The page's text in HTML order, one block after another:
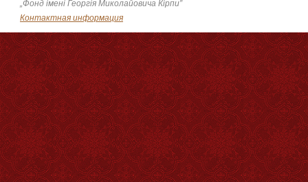
„Фонд імені Георгія Миколайовича Кірпи”
Контактная информация